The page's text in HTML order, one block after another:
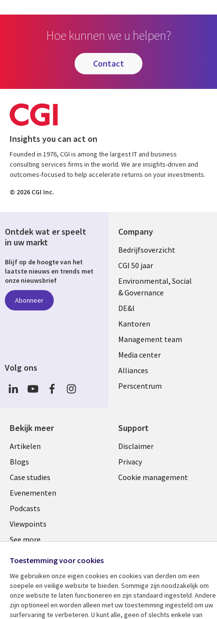
Hoe kunnen we u helpen?
contact
Insights you can act on
Founded in 1976, CGI is among the largest IT and business
consulting services firms in the world. We are insights-driven and
outcomes-focused to help accelerate returns on your investments.
© 2026 CGI Inc.
Company
Useful
links
NETHERLANDS
Bedrijfsoverzicht
CGI 50 jaar
Environmental, Social
& Governance
DE&I
Kantoren
Management team
Media center
Alliances
Perscentrum
Bekijk meer
Library
Links
NETHERLANDS
Artikelen
Blogs
Case studies
Evenementen
Podcasts
Viewpoints
See more
Support
Legal
NETHERLANDS
Disclaimer
Privacy
Cookie management
Ontdek wat er speelt
in uw markt
Blijf op de hoogte van het
laatste nieuws en trends met
onze nieuwsbrief
Abonneer
Volg ons
Social
Media
Toestemming voor cookies
We gebruiken onze eigen cookies en cookies van derden om een ​​
soepele en veilige website te bieden. Sommige zijn noodzakelijk om
onze website te laten functioneren en zijn standaard ingesteld. Andere
zijn optioneel en worden alleen met uw toestemming ingesteld om uw
surfervaring te verbeteren. U kunt alle, geen of slechts enkele van